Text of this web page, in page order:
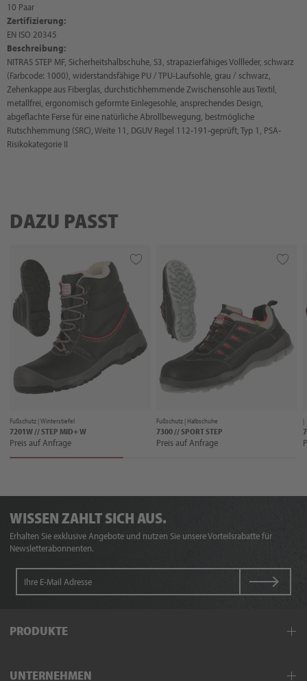
10 Paar
Zertifizierung:
EN ISO 20345
Beschreibung:
NITRAS STEP MF, Sicherheitshalbschuhe, S3, strapazierfähiges Vollleder, schwarz
(Farbcode: 1000), widerstandsfähige PU / TPU-Laufsohle, grau / schwarz,
Zehenkappe aus Fiberglas, durchstichhemmende Zwischensohle aus Textil,
metallfrei, ergonomisch geformte Einlegesohle, ansprechendes Design,
abgeflachte Ferse für eine natürliche Abrollbewegung, bestmögliche
Rutschhemmung (SRC), Weite 11, DGUV Regel 112-191-geprüft, Typ 1, PSA-
Risikokategorie II
DAZU PASST
Fußschutz |Winterstiefel
7201W // STEP MID+ W
Preis auf Anfrage
Fußschutz | Halbschuhe
7300 // SPORT STEP
Preis auf Anfrage
|
WISSEN ZAHLT SICH AUS.
Erhalten Sie exklusive Angebote und nutzen Sie unsere Vorteilsrabatte für
Newsletterabonnenten.
PRODUKTE
UNTERNEHMEN